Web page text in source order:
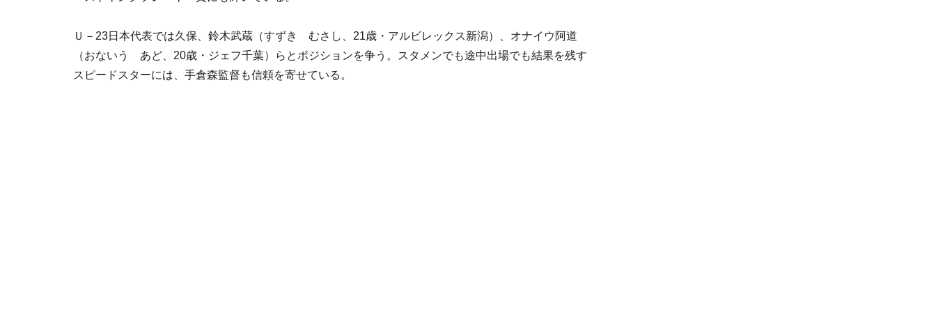
Ｕ－23日本代表では久保、鈴木武蔵（すずき むさし、21歳・アルビレックス新潟）、オナイウ阿道
（おないう あど、20歳・ジェフ千葉）らとポジションを争う。スタメンでも途中出場でも結果を残す
スピードスターには、手倉森監督も信頼を寄せている。